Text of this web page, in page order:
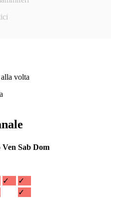
volta
Ven Sab Dom
✓
✓
✓